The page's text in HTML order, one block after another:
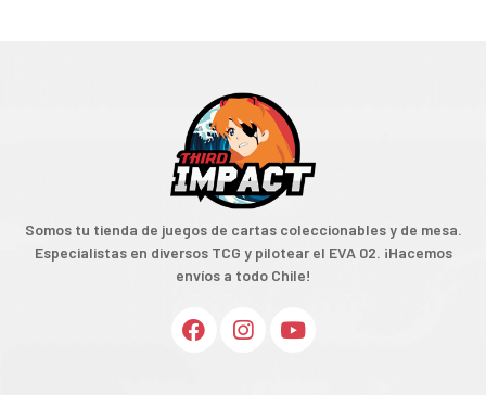
Somos tu tienda de juegos de cartas coleccionables y de mesa.
Especialistas en diversos TCG y pilotear el EVA 02. ¡Hacemos
envíos a todo Chile!